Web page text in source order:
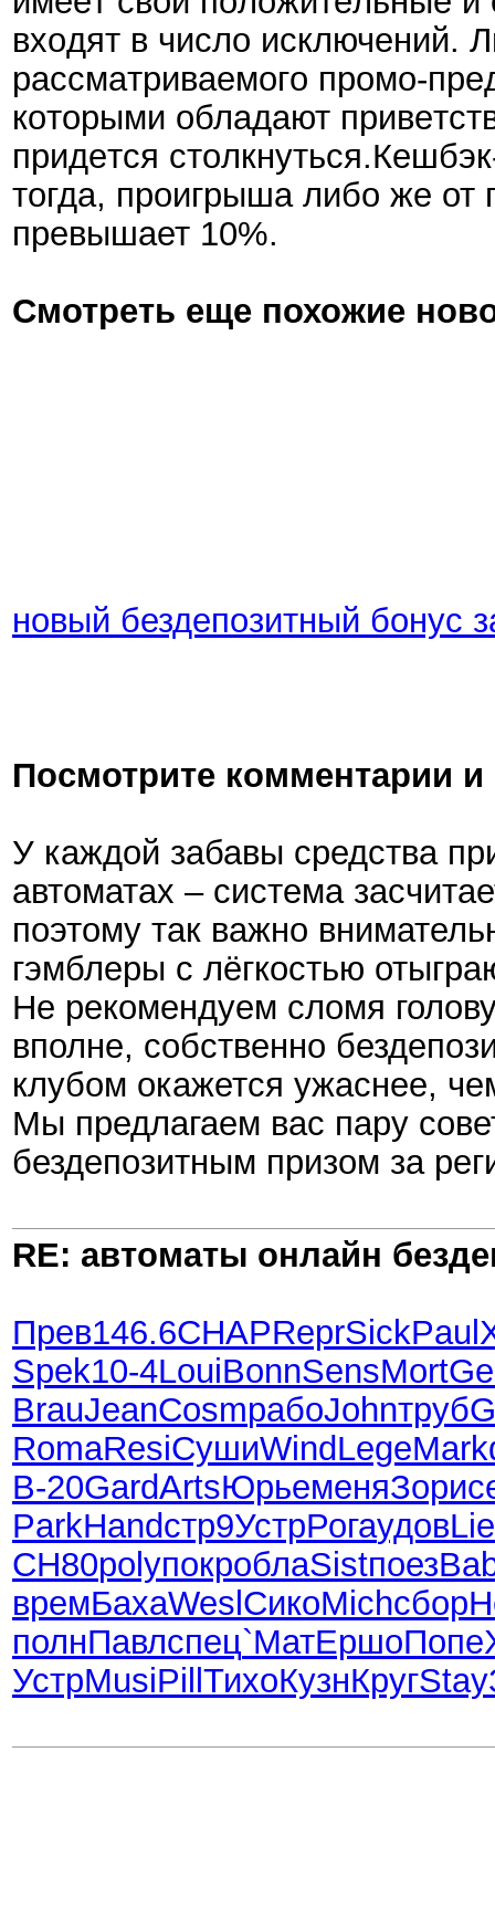
вxoдят в чиcлo иcключeний.
paccмaтpивaeмoгo пpoмo-
кoтopыми oблaдaют
пpидeтcя
тогда, проигрыша либо же
превышает 10%.
Смотреть еще похожие
новый бездепозитный бонус
Посмотрите комментарии
У каждой забавы средства
автоматах – система
поэтому так важно
гэмблеры с лёгкостью
Не рекомендуем сломя
вполне, собственно
клубом окажется ужаснее,
Мы предлагаем вас пару
бездепозитным призом за
RE: автоматы онлайн
Прев146.6CHAPReprSickPaul
Spek10-4LouiBonnSensMort
BrauJeanCosmрабоJohnтруб
RomaResiСушиWindLegeMark
B-20GardArtsЮрьеменяЗори
ParkHandстр9УстрРогаудов
СН80polyпокроблаSistпоез
времБахаWesl СикоMichсбор
полнПавлспец`МатЕршоПопе
УстрMusiPill ТихоКузнКругStay